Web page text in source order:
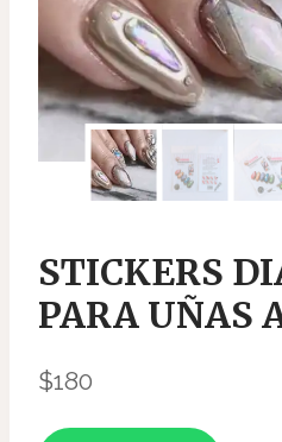
STICKERS
PARA UÑAS
$180